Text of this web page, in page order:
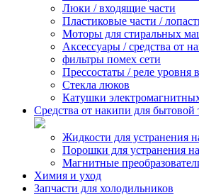
Люки / входящие части
Пластиковые части /
Моторы для стиральных
Аксессуары / средства от
фильтры помех сети
Прессостаты / реле уровня
Стекла люков
Катушки
Средства от накипи для бытовой
Жидкости для устранения
Порошки для устранения
Магнитные
Химия и уход
Запчасти для холодильников